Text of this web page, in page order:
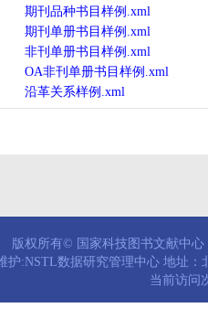
期刊品种书目样例.xml
期刊单册书目样例.xml
非刊单册书目样例.xml
OA非刊单册书目样例.xml
沿革关系样例.xml
版权所有© 国家科技图书文献中心
护:NSTL数据研究管理中心 地址：
当前访问